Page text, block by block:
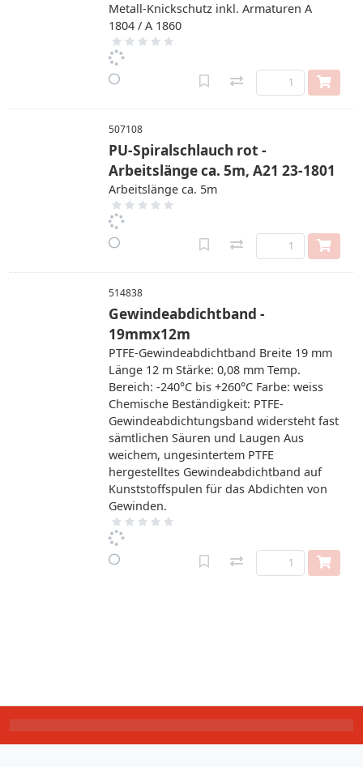
Metall-Knickschutz inkl. Armaturen A
1804 / A 1860
507108
PU-Spiralschlauch rot -
Arbeitslänge ca. 5m, A21 23-1801
Arbeitslänge ca. 5m
514838
Gewindeabdichtband -
19mmx12m
PTFE-Gewindeabdichtband Breite 19 mm
Länge 12 m Stärke: 0,08 mm Temp.
Bereich: -240°C bis +260°C Farbe: weiss
Chemische Beständigkeit: PTFE-
Gewindeabdichtungsband widersteht fast
sämtlichen Säuren und Laugen Aus
weichem, ungesintertem PTFE
hergestelltes Gewindeabdichtband auf
Kunststoffspulen für das Abdichten von
Gewinden.